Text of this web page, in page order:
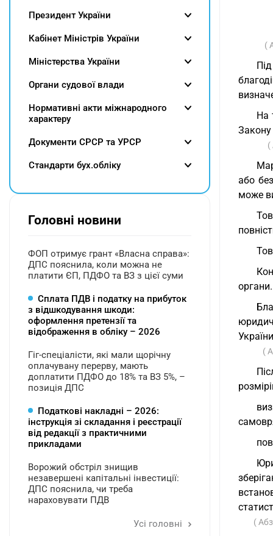
(
На
Закону
(
або
може
органи.
України
(
(
Президент України
Кабінет Міністрів України
Міністерства України
Органи судової влади
Нормативні акти міжнародного
характеру
Документи СРСР та УРСР
Cтандарти бух.обліку
Головні новини
ФОП отримує грант «Власна справа»:
ДПС пояснила, коли можна не
платити ЄП, ПДФО та ВЗ з цієї суми
Сплата ПДВ і податку на прибуток
з відшкодування шкоди:
оформлення претензії та
відображення в обліку – 2026
Гіг-спеціалісти, які мали щорічну
оплачувану перерву, мають
доплатити ПДФО до 18% та ВЗ 5%, –
позиція ДПС
Податкові накладні – 2026:
інструкція зі складання і реєстрації
від редакції з практичними
прикладами
Ворожий обстріл знищив
незавершені капітальні інвестиції:
ДПС пояснила, чи треба
нараховувати ПДВ
Усі головні